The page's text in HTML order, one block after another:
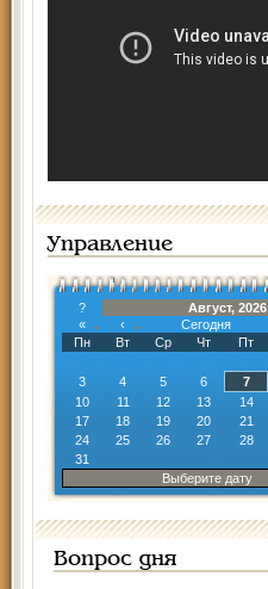
Управление
?
Август, 2026
«
‹ Сегодня
Пн
Вт Ср Чт Пт
3
4 5 6 7
10
11 12 13 14
17
18 19 20 21
24
25 26 27 28
31
Выберите дату
Вопрос дня